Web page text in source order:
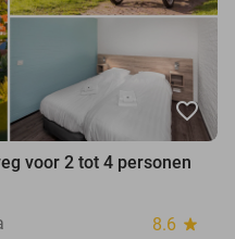
favorite_border
voor 2 tot 4 personen
8.6 star